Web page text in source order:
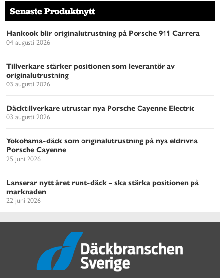
Senaste Produktnytt
Hankook blir originalutrustning på Porsche 911 Carrera
04 augusti 2026
Tillverkare stärker positionen som leverantör av
originalutrustning
03 augusti 2026
Däcktillverkare utrustar nya Porsche Cayenne Electric
03 augusti 2026
Yokohama-däck som originalutrustning på nya eldrivna
Porsche Cayenne
25 juni 2026
Lanserar nytt året runt-däck – ska stärka positionen på
marknaden
22 juni 2026